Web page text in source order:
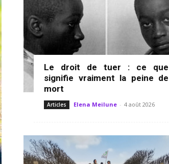
Le droit de tuer : ce que
signifie vraiment la peine de
mort
Articles Elena Meilune - 4 août 2026